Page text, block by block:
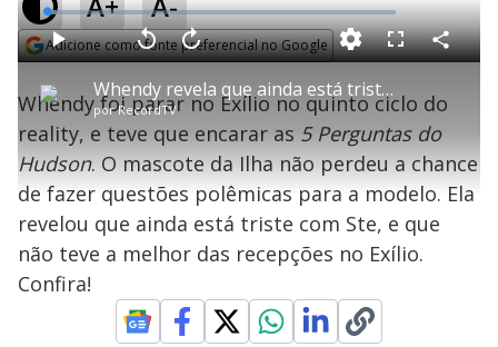
Adicione como fonte preferencial no Google
P
l
a
y
Whendy revela que ainda está triste com Ste | 5 Perguntas do Hudson
porRecordTV
P V
l
t
a
r
e
g
n
d
o
s
A
n
1
s
e
u
n
o
L
o
a
d
e
:
2
.
7
5
%
F
s
c
e
n
C
o
a
r
i
l
a
Whendy foi parar no Exílio no quinto ciclo do
reality, e teve que encarar as 5 Perguntas do
Hudson. O mascote da Ilha não perdeu a chance
de fazer questões polêmicas para a modelo. Ela
revelou que ainda está triste com Ste, e que
não teve a melhor das recepções no Exílio.
Confira!